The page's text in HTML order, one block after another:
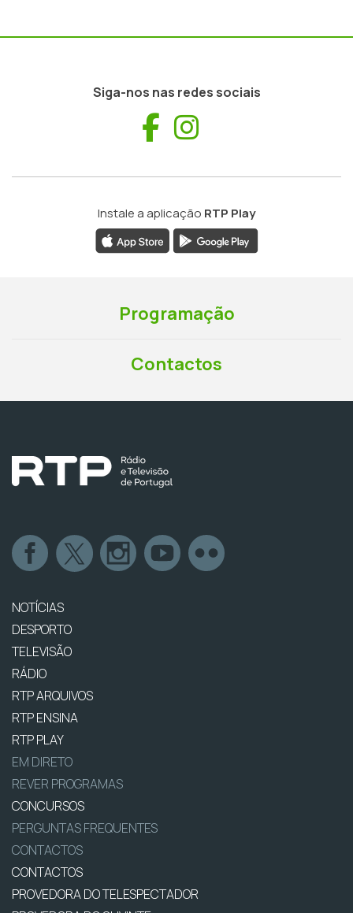
Siga-nos nas redes sociais
Facebook
Instale a aplicação RTP Play
Programação
Contactos
NOTÍCIAS
DESPORTO
TELEVISÃO
RÁDIO
RTP ARQUIVOS
RTP ENSINA
RTP PLAY
EM DIRETO
REVER PROGRAMAS
CONCURSOS
PERGUNTAS FREQUENTES
CONTACTOS
CONTACTOS
PROVEDORA DO TELESPECTADOR